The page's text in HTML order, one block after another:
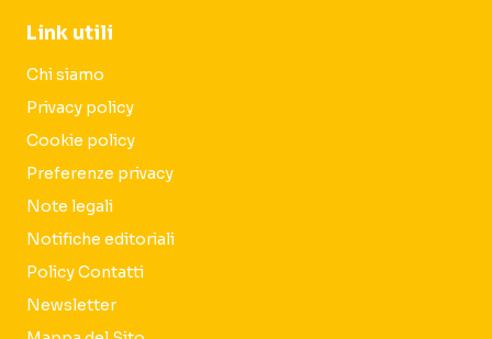
Link utili
Chi siamo
Privacy policy
Cookie policy
Preferenze privacy
Note legali
Notifiche editoriali
Policy Contatti
Newsletter